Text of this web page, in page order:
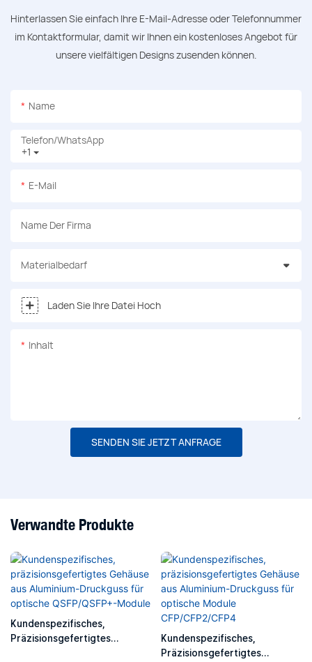
Hinterlassen Sie einfach Ihre E-Mail-Adresse oder Telefonnummer
im Kontaktformular, damit wir Ihnen ein kostenloses Angebot für
unsere vielfältigen Designs zusenden können.
Name
+1
Telefon/WhatsApp
E-Mail
Name Der Firma
Materialbedarf
Laden Sie Ihre Datei Hoch
Inhalt
SENDEN SIE JETZT ANFRAGE
Verwandte Produkte
Kundenspezifisches,
Präzisionsgefertigtes
Kundenspezifisches,
Präzisionsgefertigtes